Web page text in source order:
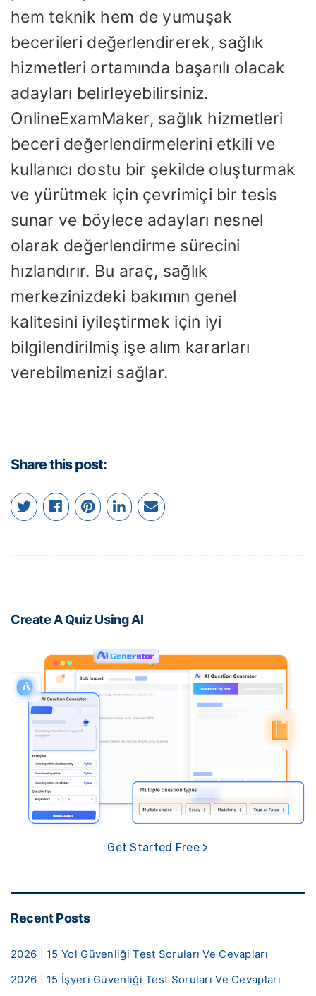
hem teknik hem de yumuşak
becerileri değerlendirerek, sağlık
hizmetleri ortamında başarılı olacak
adayları belirleyebilirsiniz.
OnlineExamMaker, sağlık hizmetleri
beceri değerlendirmelerini etkili ve
kullanıcı dostu bir şekilde oluşturmak
ve yürütmek için çevrimiçi bir tesis
sunar ve böylece adayları nesnel
olarak değerlendirme sürecini
hızlandırır. Bu araç, sağlık
merkezinizdeki bakımın genel
kalitesini iyileştirmek için iyi
bilgilendirilmiş işe alım kararları
verebilmenizi sağlar.
Share this post:
Create A Quiz Using AI
Get Started Free >
Recent Posts
2026 | 15 Yol Güvenliği Test Soruları Ve Cevapları
2026 | 15 İşyeri Güvenliği Test Soruları Ve Cevapları